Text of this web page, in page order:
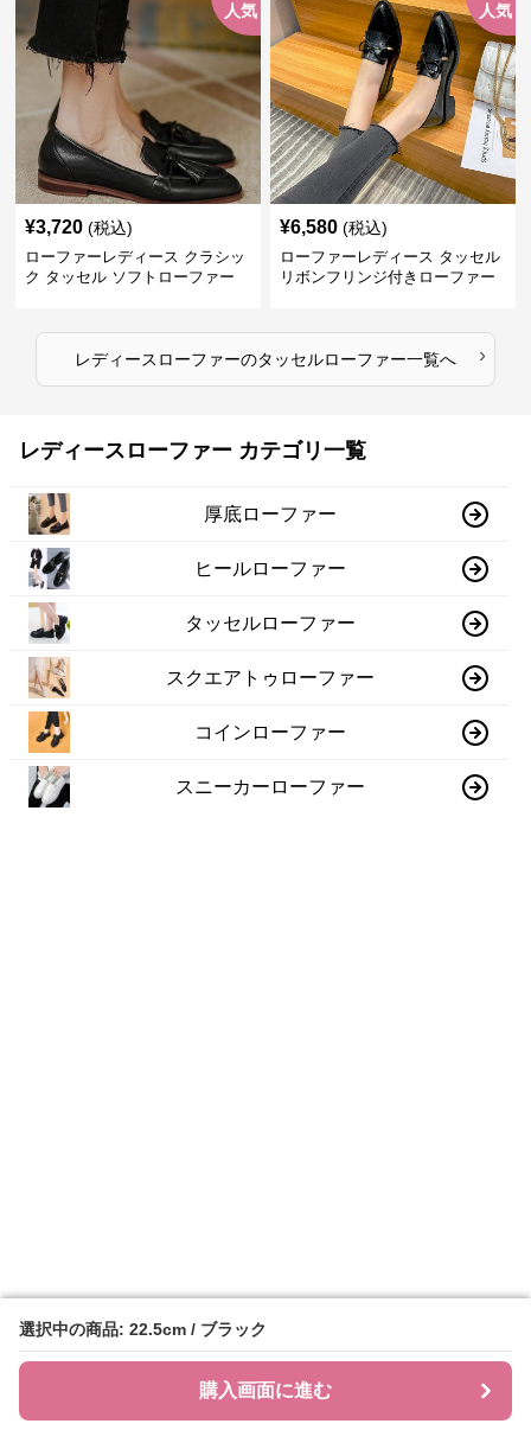
選択中の商品: 22.5cm / ブラック
購入画面に進む
選択中の商品: 22.5cm / ブラック
購入画面に進む
人気
¥3,720 (税込)
ローファーレディース クラシッ
ク タッセル ソフトローファー
人気
¥6,580 (税込)
ローファーレディース タッセル
リボンフリンジ付きローファー
レディースローファーのタッセルローファー一覧へ ›
レディースローファー カテゴリ一覧
厚底ローファー
ヒールローファー
タッセルローファー
スクエアトゥローファー
コインローファー
スニーカーローファー